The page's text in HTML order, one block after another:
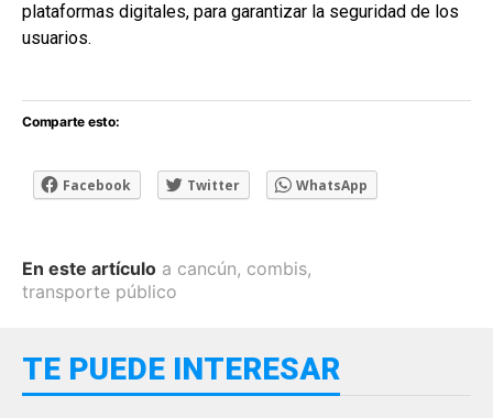
plataformas digitales, para garantizar la seguridad de los
usuarios.
Comparte esto:
Facebook Twitter WhatsApp
En este artículo a cancún, combis,
transporte público
TE PUEDE INTERESAR